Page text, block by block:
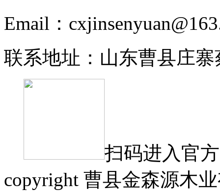
Email：
联系地址：山东曹县庄
扫码进入官
copyright 曹县金森源木